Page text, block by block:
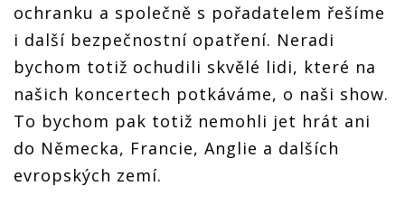
ochranku a společně s pořadatelem řešíme
i další bezpečnostní opatření. Neradi
bychom totiž ochudili skvělé lidi, které na
našich koncertech potkáváme, o naši show.
To bychom pak totiž nemohli jet hrát ani
do Německa, Francie, Anglie a dalších
evropských zemí.